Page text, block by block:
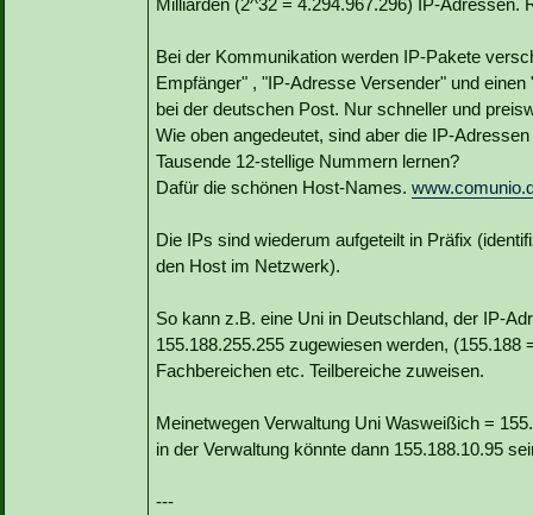
Milliarden (2^32 = 4.294.967.296) IP-
Bei der Kommunikation werden IP-Pakete
Empfänger" , "IP-Adresse Versender" und
bei der deutschen Post. Nur schneller und
Wie oben angedeutet, sind aber die IP-
Tausende 12-stellige Nummern lernen?
Dafür die schönen Host-Names.
Die IPs sind wiederum aufgeteilt in Präfix
den Host im Netzwerk).
So kann z.B. eine Uni in Deutschland, der IP-
155.188.255.255 zugewiesen werden,
Fachbereichen etc. Teilbereiche zuweisen.
Meinetwegen Verwaltung Uni Wasweißich =
in der Verwaltung könnte dann 155.188.10.95
---